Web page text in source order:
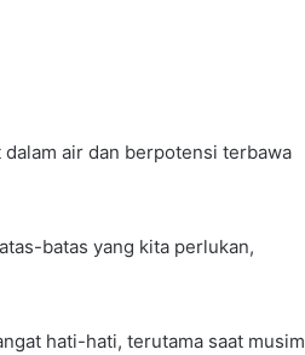
air dan berpotensi terbawa
batas yang kita perlukan,
hati-hati, terutama saat musim